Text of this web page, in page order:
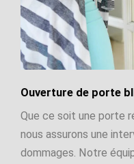
Ouverture de porte
Que ce soit une porte
nous assurons une
dommages. Notre